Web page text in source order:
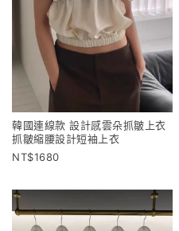
韓國連線款 設計感雲朵抓皺上衣
抓皺縮腰設計短袖上衣
1680